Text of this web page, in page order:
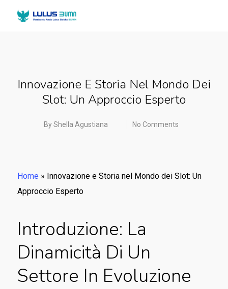
Innovazione E Storia Nel Mondo Dei
Slot: Un Approccio Esperto
ByShella Agustiana No Comments
Home » Innovazione e Storia nel Mondo dei Slot: Un
Approccio Esperto
Introduzione: La
Dinamicità Di Un
Settore In Evoluzione